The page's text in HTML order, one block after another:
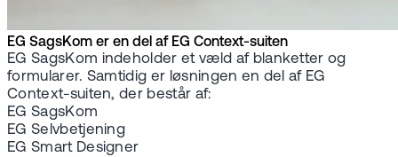
EG SagsKom er en del af EG Context-suiten
EG SagsKom indeholder et væld af blanketter og
formularer. Samtidig er løsningen en del af EG
Context-suiten, der består af:
EG SagsKom
EG Selvbetjening
EG Smart Designer